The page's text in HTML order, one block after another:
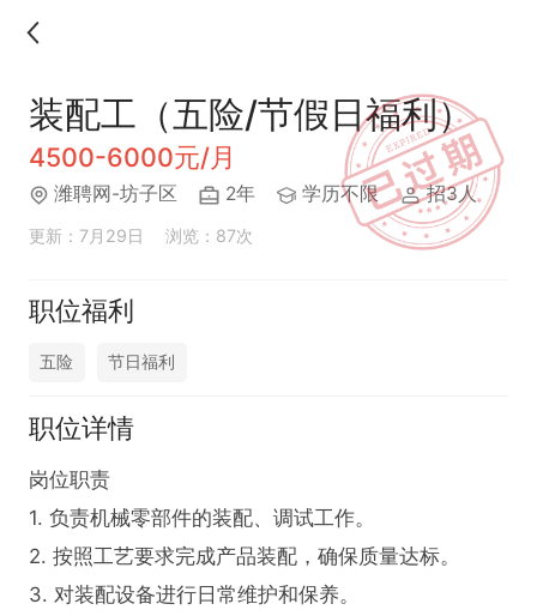
装配工（五险/节假日福利）
4500-6000元/月
潍聘网-坊子区 2年 学历不限 招3人
更新：7月29日 浏览：87次
职位福利
五险 节日福利
职位详情
岗位职责
1. 负责机械零部件的装配、调试工作。
2. 按照工艺要求完成产品装配，确保质量达标。
3. 对装配设备进行日常维护和保养。